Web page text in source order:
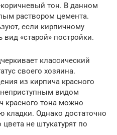
тон. В данном
раствором цемента.
если кирпичному
«старой» постройки.
классический
своего хозяина.
из кирпича красного
видом
красного тона можно
кладки. Однако достаточно
не штукатурят по